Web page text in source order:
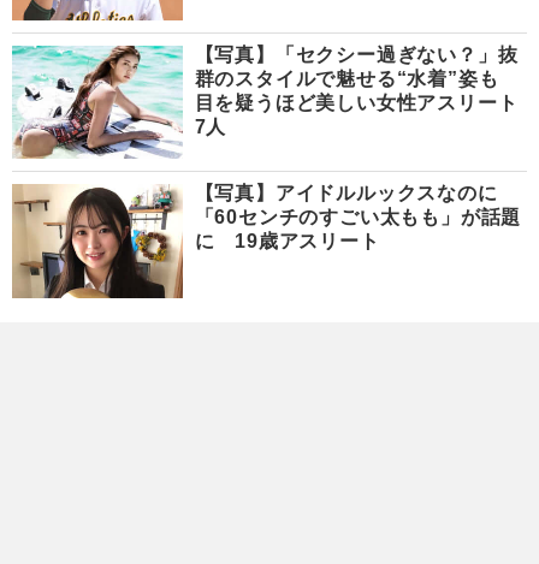
【写真】「セクシー過ぎない？」抜
群のスタイルで魅せる“水着”姿も
目を疑うほど美しい女性アスリート
7人
【写真】アイドルルックスなのに
「60センチのすごい太もも」が話題
に 19歳アスリート